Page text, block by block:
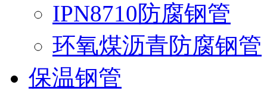
IPN8710防腐钢管
环氧煤沥青防腐钢管
保温钢管